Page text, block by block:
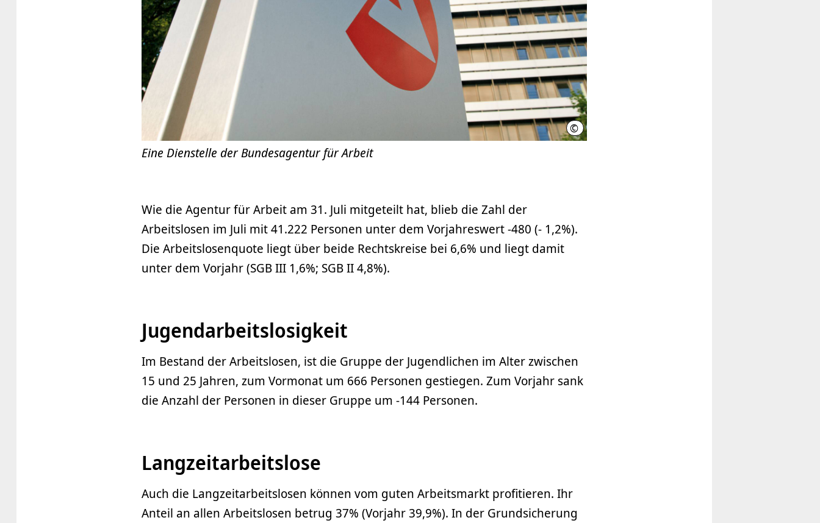
© Bundesagentur für Arbeit (Quelle)
Eine Dienstelle der Bundesagentur für Arbeit
Wie die Agentur für Arbeit am 31. Juli mitgeteilt hat, blieb die Zahl der
Arbeitslosen im Juli mit 41.222 Personen unter dem Vorjahreswert -480 (- 1,2%).
Die Arbeitslosenquote liegt über beide Rechtskreise bei 6,6% und liegt damit
unter dem Vorjahr (SGB III 1,6%; SGB II 4,8%).
Jugendarbeitslosigkeit
Im Bestand der Arbeitslosen, ist die Gruppe der Jugendlichen im Alter zwischen
15 und 25 Jahren, zum Vormonat um 666 Personen gestiegen. Zum Vorjahr sank
die Anzahl der Personen in dieser Gruppe um -144 Personen.
Langzeitarbeitslose
Auch die Langzeitarbeitslosen können vom guten Arbeitsmarkt profitieren. Ihr
Anteil an allen Arbeitslosen betrug 37% (Vorjahr 39,9%). In der Grundsicherung